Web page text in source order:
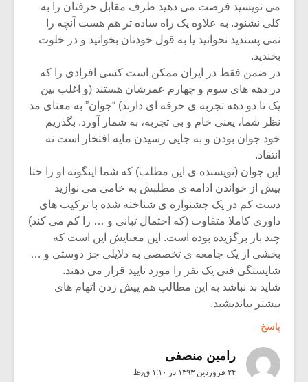
می نویسید فرصت می دهید طرف مقابل حرفتان را به
کلی نشنود. به علاوه یک راه ساده تر هم هست آنچه را
نمی پسندید نخوانید یا به قول خودتان بخوانید و در خلوت
بخندید.
در ضمن فقط در ایران ممکن است کسی افرادی را که
در دهه های سوم و چهارم عمرشان هستند (و اغلب بین
یک تا دو دهه تجربه ی حرفه ای دارند) “جوان” به معنای مد
نظر شما، یعنی خام و بی تجربه، به شمار آورد. بگذریم
خود جوان بودن و به جایی رسیدن مایه افتخار است نه
انتقاد.
این جوان (نویسنده ی این مطلب) که شما اینگونه او را حتا
پیش از خواندن ادامه ی مطلبش به خامی می نوازید
دست کم در یک جشنواره ی شناخته شده با ترکیب های
داوری کاملا متفاوت (که احتمال تبانی و … را کم می کند)
چند بار برگزیده بوده است. این معنایش این است که
بخشی از یک جامعه ی تخصصی به دلایلی جز دوستی و …
شایستگی فنی یک نفر را مورد تایید قرار می دهند.
شاید بد نباشد به این مطالب هم پیش زدن اتهام های
بیشتر بیاندیشید.
پاسخ
رامین منصفی
۲۴ فروردین ۱۳۹۳ در ۱:۱۰ ق٫ظ